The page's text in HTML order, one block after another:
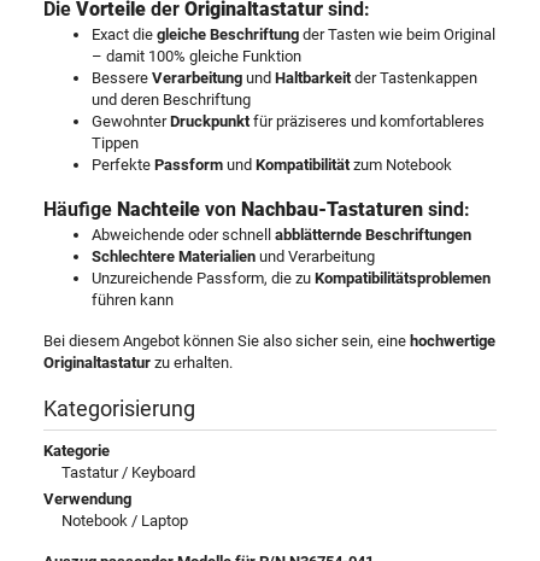
Die Vorteile der Originaltastatur sind:
Exact die gleiche Beschriftung der Tasten wie beim Original
– damit 100% gleiche Funktion
Bessere Verarbeitung und Haltbarkeitder Tastenkappen
und deren Beschriftung
GewohnterDruckpunktfür präziseres und komfortableres
Tippen
Perfekte Passform und Kompatibilitätzum Notebook
Häufige Nachteile von Nachbau-Tastaturen sind:
Abweichende oder schnell abblätternde Beschriftungen
Schlechtere Materialien und Verarbeitung
Unzureichende Passform, die zu Kompatibilitätsproblemen
führen kann
Bei diesem Angebot können Sie also sicher sein, eine hochwertige
Originaltastatur zu erhalten.
Kategorisierung
Kategorie
Tastatur / Keyboard
Verwendung
Notebook / Laptop